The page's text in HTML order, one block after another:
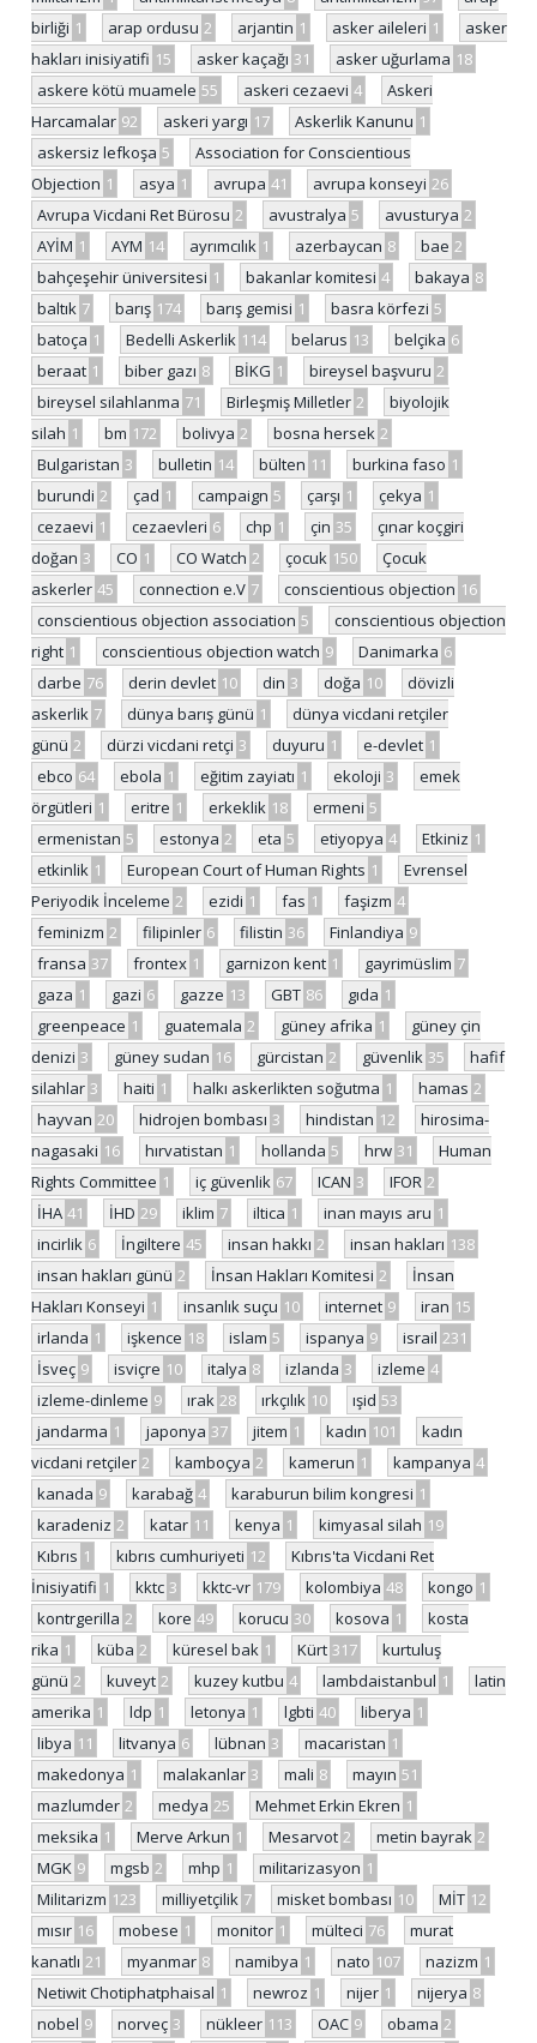
birliği 1 arap ordusu 2 arjantin 1 asker aileleri 1
asker
hakları inisiyatifi 15 asker kaçağı 31 asker uğurlama 18
askere kötü muamele 55 askeri cezaevi 4
Askeri
Harcamalar 92 askeri yargı 17 Askerlik Kanunu 1
askersiz lefkoşa 5
Association for Conscientious
Objection 1 asya 1 avrupa 41 avrupa konseyi 26
Avrupa Vicdani Ret Bürosu 2 avustralya 5 avusturya 2
AYİM 1 AYM 14 ayrımcılık 1 azerbaycan 8 bae 2
bahçeşehir üniversitesi 1 bakanlar komitesi 4 bakaya 8
baltık 7 barış 174 barış gemisi 1 basra körfezi 5
batoça 1 Bedelli Askerlik 114 belarus 13 belçika 6
beraat 1 biber gazı 8 BİKG 1 bireysel başvuru 2
bireysel silahlanma 71 Birleşmiş Milletler 2
biyolojik
silah 1 bm 172 bolivya 2 bosna hersek 2
Bulgaristan 3 bulletin 14 bülten 11 burkina faso 1
burundi 2 çad 1 campaign 5 çarşı 1 çekya 1
cezaevi 1 cezaevleri 6 chp 1 çin 35
çınar koçgiri
doğan 3 CO 1 CO Watch 2 çocuk 150
Çocuk
askerler 45 connection e.V 7 conscientious objection 16
conscientious objection association 5
conscientious objection
right 1 conscientious objection watch 9 Danimarka 6
darbe 76 derin devlet 10 din 3 doğa 10
dövizli
askerlik 7 dünya barış günü 1
dünya vicdani retçiler
günü 2 dürzi vicdani retçi 3 duyuru 1 e-devlet 1
ebco 64 ebola 1 eğitim zayiatı 1 ekoloji 3
emek
örgütleri 1 eritre 1 erkeklik 18 ermeni 5
ermenistan 5 estonya 2 eta 5 etiyopya 4 Etkiniz 1
etkinlik 1 European Court of Human Rights 1
Evrensel
Periyodik İnceleme 2 ezidi 1 fas 1 faşizm 4
feminizm 2 filipinler 6 filistin 36 Finlandiya 9
fransa 37 frontex 1 garnizon kent 1 gayrimüslim 7
gaza 1 gazi 6 gazze 13 GBT 86 gıda 1
greenpeace 1 guatemala 2 güney afrika 1
güney çin
denizi 3 güney sudan 16 gürcistan 2 güvenlik 35
hafif
silahlar 3 haiti 1 halkı askerlikten soğutma 1 hamas 2
hayvan 20 hidrojen bombası 3 hindistan 12
hirosima-
nagasaki 16 hırvatistan 1 hollanda 5 hrw 31
Human
Rights Committee 1 iç güvenlik 67 ICAN 3 IFOR 2
İHA 41 İHD 29 iklim 7 iltica 1 inan mayıs aru 1
incirlik 6 İngiltere 45 insan hakkı 2 insan hakları 138
insan hakları günü 2 İnsan Hakları Komitesi 2
İnsan
Hakları Konseyi 1 insanlık suçu 10 internet 9 iran 15
irlanda 1 işkence 18 islam 5 ispanya 9 israil 231
İsveç 9 isviçre 10 italya 8 izlanda 3 izleme 4
izleme-dinleme 9 ırak 28 ırkçılık 10 ışid 53
jandarma 1 japonya 37 jitem 1 kadın 101
kadın
vicdani retçiler 2 kamboçya 2 kamerun 1 kampanya 4
kanada 9 karabağ 4 karaburun bilim kongresi 1
karadeniz 2 katar 11 kenya 1 kimyasal silah 19
Kıbrıs 1 kıbrıs cumhuriyeti 12
Kıbrıs'ta Vicdani Ret
İnisiyatifi 1 kktc 3 kktc-vr 179 kolombiya 48 kongo 1
kontrgerilla 2 kore 49 korucu 30 kosova 1
kosta
rika 1 küba 2 küresel bak 1 Kürt 317
kurtuluş
günü 2 kuveyt 2 kuzey kutbu 4 lambdaistanbul 1
latin
amerika 1 ldp 1 letonya 1 lgbti 40 liberya 1
libya 11 litvanya 6 lübnan 3 macaristan 1
makedonya 1 malakanlar 3 mali 8 mayın 51
mazlumder 2 medya 25 Mehmet Erkin Ekren 1
meksika 1 Merve Arkun 1 Mesarvot 2 metin bayrak 2
MGK 9 mgsb 2 mhp 1 militarizasyon 1
Militarizm 123 milliyetçilik 7 misket bombası 10 MİT 12
mısır 16 mobese 1 monitor 1 mülteci 76
murat
kanatlı 21 myanmar 8 namibya 1 nato 107 nazizm 1
Netiwit Chotiphatphaisal 1 newroz 1 nijer 1 nijerya 8
nobel 9 norveç 3 nükleer 113 OAC 9 obama 2